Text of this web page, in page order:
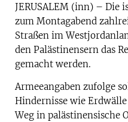
JERUSALEM (inn) – Die
zum Montagabend
Straßen im
den Palästinensern das
gemacht werden.
Armeeangaben zufolge
Hindernisse wie
Weg in palästinensische